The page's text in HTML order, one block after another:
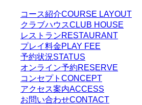
コース紹介COURSE LAYOUT
クラブハウスCLUB HOUSE
レストランRESTAURANT
プレイ料金PLAY FEE
予約状況STATUS
オンライン予約RESERVE
コンセプト CONCEPT
アクセス案内ACCESS
お問い合わせCONTACT